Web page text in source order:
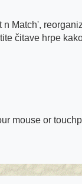
n Match',
čitave hrpe
mouse or